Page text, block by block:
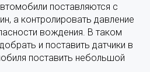
поставляются с
а контролировать давление
вождения. В таком
и поставить датчики в
поставить небольшой